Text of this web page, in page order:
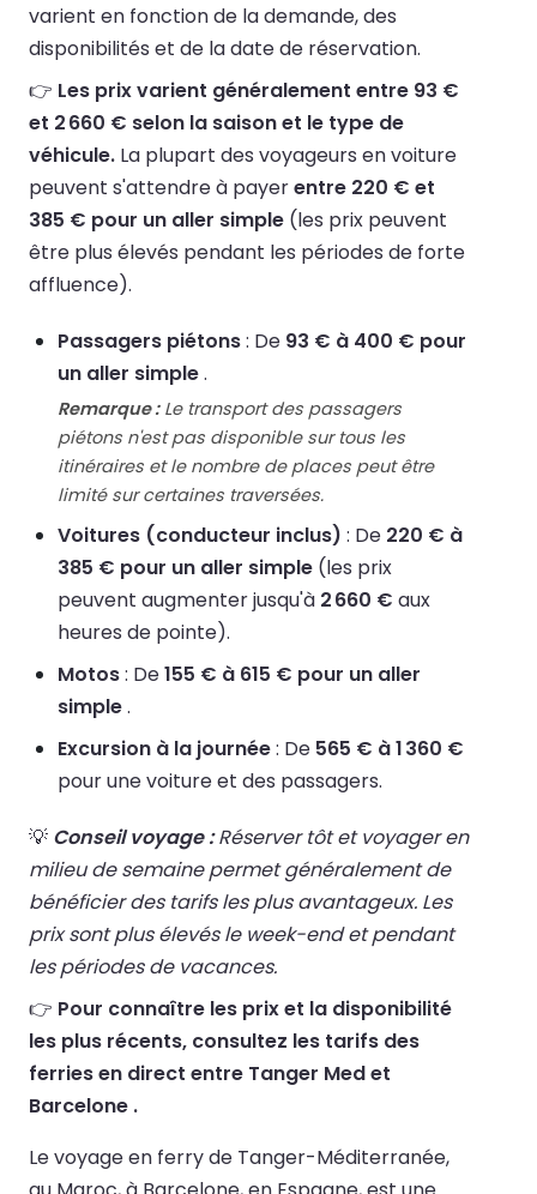
varient en fonction de la demande, des
disponibilités et de la date de réservation.
👉 Les prix varient généralement entre 93 €
et 2 660 € selon la saison et le type de
véhicule. La plupart des voyageurs en voiture
peuvent s'attendre à payerentre 220 € et
385 € pour un aller simple (les prix peuvent
être plus élevés pendant les périodes de forte
affluence).
Passagers piétons: De 93 € à 400 € pour
un aller simple.
Remarque :Le transport des passagers
piétons n'est pas disponible sur tous les
itinéraires et le nombre de places peut être
limité sur certaines traversées.
Voitures (conducteur inclus) : De 220 € à
385 € pour un aller simple (les prix
peuvent augmenter jusqu'à 2 660 € aux
heures de pointe).
Motos: De155 € à 615 € pour un aller
simple.
Excursion à la journée: De 565 € à 1 360 €
pour une voiture et des passagers.
💡 Conseil voyage :Réserver tôt et voyager en
milieu de semaine permet généralement de
bénéficier des tarifs les plus avantageux. Les
prix sont plus élevés le week-end et pendant
les périodes de vacances.
👉 Pour connaître les prix et la disponibilité
les plus récents, consultez les tarifs des
ferries en direct entre Tanger Med et
Barcelone .
Le voyage en ferry de Tanger-Méditerranée,